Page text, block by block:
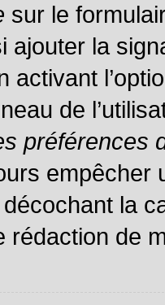
sur le
ajouter la
activant
de
préférences
empêcher
la
rédaction de